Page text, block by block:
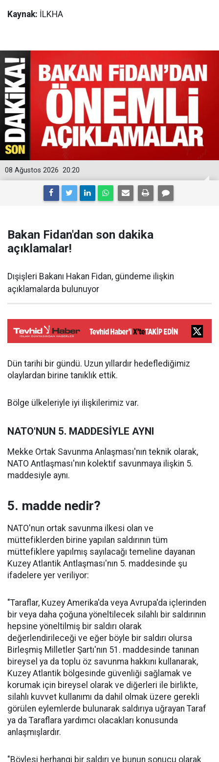
Kaynak: İLKHA
20:20
08 Ağustos 2026
Bakan Fidan'dan son dakika
açıklamalar!
Dışişleri Bakanı Hakan Fidan, gündeme ilişkin
açıklamalarda bulunuyor
Dün tarihi bir gündü. Uzun yıllardır hedeflediğimiz
olaylardan birine tanıklık ettik.
Bölge ülkeleriyle iyi ilişkilerimiz var.
NATO'NUN 5. MADDESİYLE AYNI
Mekke Ortak Savunma Anlaşması'nın teknik olarak,
NATO Antlaşması'nın kolektif savunmaya ilişkin 5.
maddesiyle aynı.
5. madde nedir?
NATO'nun ortak savunma ilkesi olan ve
müttefiklerden birine yapılan saldırının tüm
müttefiklere yapılmış sayılacağı temeline dayanan
Kuzey Atlantik Antlaşması'nın 5. maddesinde şu
ifadelere yer veriliyor:
"Taraflar, Kuzey Amerika'da veya Avrupa'da içlerinden
bir veya daha çoğuna yöneltilecek silahlı bir saldırının
hepsine yöneltilmiş bir saldırı olarak
değerlendirileceği ve eğer böyle bir saldırı olursa
Birleşmiş Milletler Şartı'nın 51. maddesinde tanınan
bireysel ya da toplu öz savunma hakkını kullanarak,
Kuzey Atlantik bölgesinde güvenliği sağlamak ve
korumak için bireysel olarak ve diğerleri ile birlikte,
silahlı kuvvet kullanımı da dahil olmak üzere gerekli
görülen eylemlerde bulunarak saldırıya uğrayan Taraf
ya da Taraflara yardımcı olacakları konusunda
anlaşmışlardır.
"Böylesi herhangi bir saldırı ve bunun sonucu olarak